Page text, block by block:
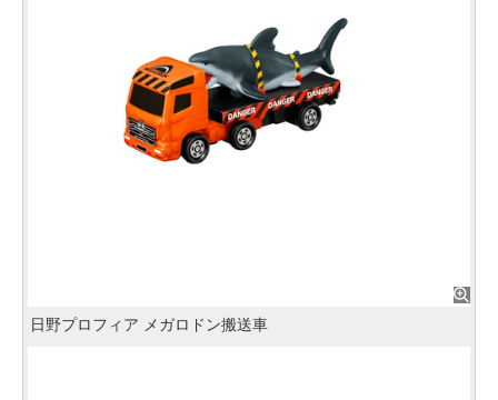
日野プロフィア メガロドン搬送車